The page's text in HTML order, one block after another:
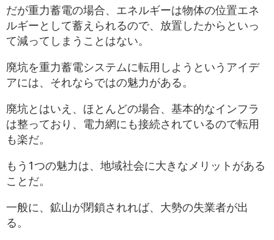
だが重力蓄電の場合、エネルギーは物体の位置エネ
ルギーとして蓄えられるので、放置したからといっ
て減ってしまうことはない。
廃坑を重力蓄電システムに転用しようというアイデ
アには、それならではの魅力がある。
廃坑とはいえ、ほとんどの場合、基本的なインフラ
は整っており、電力網にも接続されているので転用
も楽だ。
もう1つの魅力は、地域社会に大きなメリットがある
ことだ。
一般に、鉱山が閉鎖されれば、大勢の失業者が出
る。